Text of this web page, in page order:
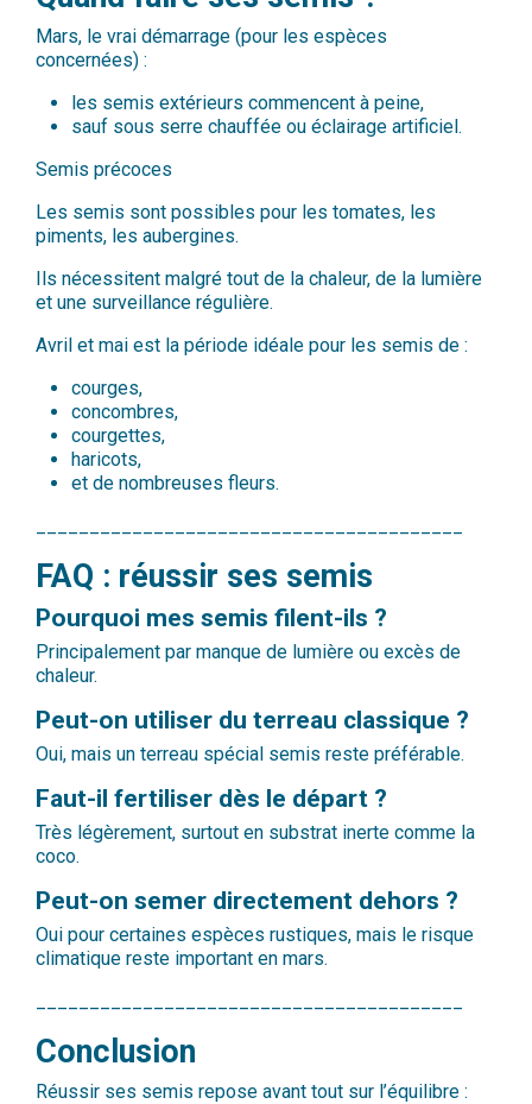
Mars, le vrai démarrage (pour les espèces
concernées) :
les semis extérieurs commencent à peine,
sauf sous serre chauffée ou éclairage artificiel.
Semis précoces
Les semis sont possibles pour les tomates, les
piments, les aubergines.
Ils nécessitent malgré tout de la chaleur, de la lumière
et une surveillance régulière.
Avril et mai est la période idéale pour les semis de :
courges,
concombres,
courgettes,
haricots,
et de nombreuses fleurs.
FAQ : réussir ses semis
Pourquoi mes semis filent-ils ?
Principalement par manque de lumière ou excès de
chaleur.
Peut-on utiliser du terreau classique ?
Oui, mais un terreau spécial semis reste préférable.
Faut-il fertiliser dès le départ ?
Très légèrement, surtout en substrat inerte comme la
coco.
Peut-on semer directement dehors ?
Oui pour certaines espèces rustiques, mais le risque
climatique reste important en mars.
Conclusion
Réussir ses semis repose avant tout sur l’équilibre :